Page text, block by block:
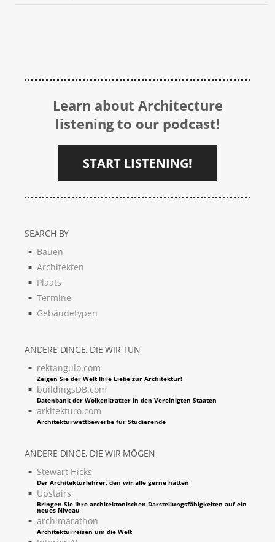
Learn about Architecture
listening to our podcast!
START LISTENING!
SEARCH BY
Bauen
Architekten
Plaats
Termine
Gebäudetypen
ANDERE DINGE, DIE WIR TUN
rektangulo.com
Zeigen Sie der Welt Ihre Liebe zur Architektur!
buildingsDB.com
Datenbank der Wolkenkratzer in den Vereinigten Staaten
arkitekturo.com
Architekturwettbewerbe für Studierende
ANDERE DINGE, DIE WIR MÖGEN
Stewart Hicks
Der Architekturlehrer, den wir alle gerne hätten
Upstairs
Bringen Sie Ihre architektonischen Darstellungsfähigkeiten auf ein
neues Niveau
archimarathon
Architekturreisen um die Welt